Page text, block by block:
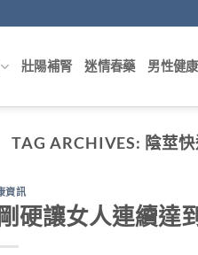
壯陽補腎 迷情春藥 男性健康
TAG ARCHIVES: 陰莖
資訊
硬讓女人連續達